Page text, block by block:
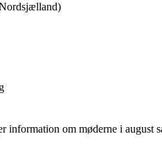
information om møderne i august